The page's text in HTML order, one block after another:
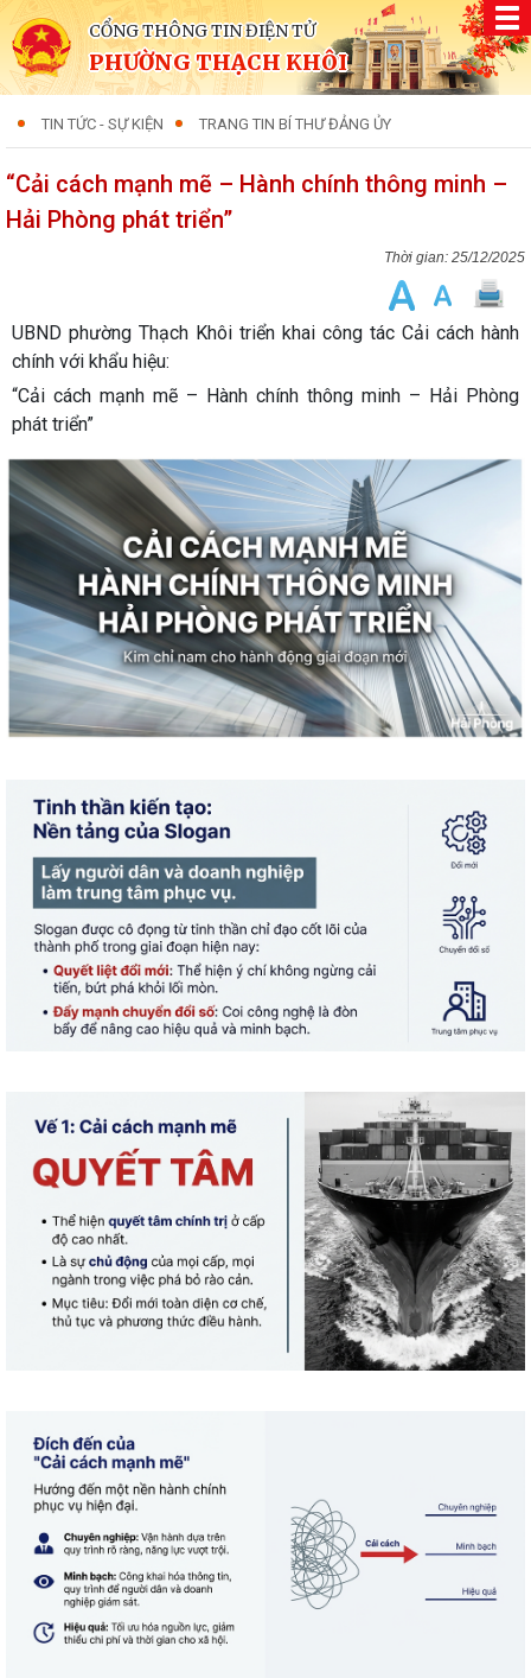
CỔNG THÔNG TIN ĐIỆN TỬ
PHƯỜNG THẠCH KHÔI
TIN TỨC - SỰ KIỆN TRANG TIN BÍ THƯ ĐẢNG ỦY
“Cải cách mạnh mẽ – Hành chính thông minh –
Hải Phòng phát triển”
25/12/2025
UBND phường Thạch Khôi triển khai công tác Cải cách hành
chính với khẩu hiệu:
“Cải cách mạnh mẽ – Hành chính thông minh – Hải Phòng
phát triển”